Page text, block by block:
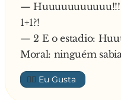
— Huuuuuuuuuuu!!!
1+1?!
— 2 E o estadio:
Moral: ninguém
👍🏼